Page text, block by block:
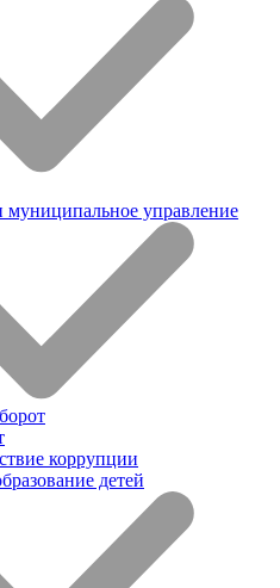
муниципальное управление
коррупции
детей